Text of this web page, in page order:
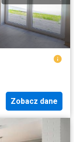
Zobacz dane